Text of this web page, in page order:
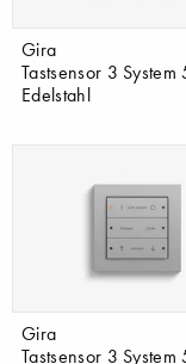
Gira
Tastsensor 3 System
Edelstahl
Gira
Tastsensor 3 System